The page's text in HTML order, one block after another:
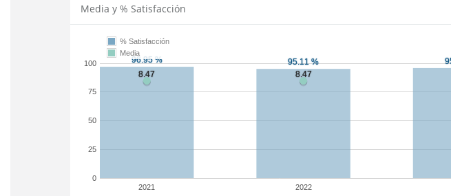
Media y % Satisfacción
2021 2022
0
25
50
75
100
% Satisfacción
Media